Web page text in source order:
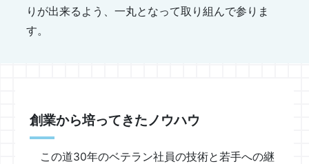
りが出来るよう、一丸となって取り組んで参りま
す。
創業から培ってきたノウハウ
この道30年のベテラン社員の技術と若手への継